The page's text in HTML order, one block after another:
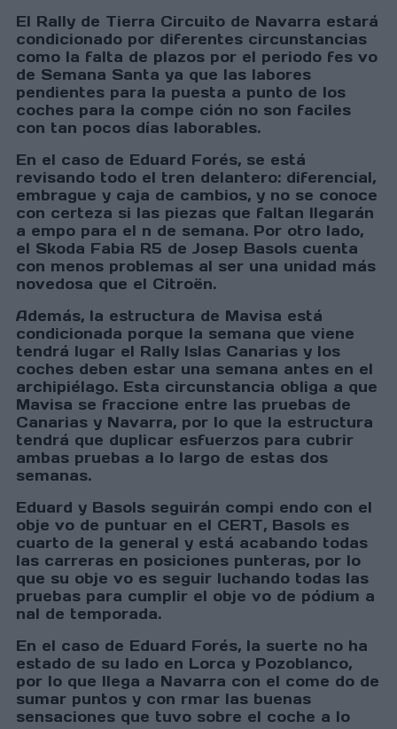
El Rally de Tierra Circuito de Navarra estará
condicionado por diferentes circunstancias
como la falta de plazos por el periodo fes vo
de Semana Santa ya que las labores
pendientes para la puesta a punto de los
coches para la compe ción no son faciles
con tan pocos días laborables.
En el caso de Eduard Forés, se está
revisando todo el tren delantero: diferencial,
embrague y caja de cambios, y no se conoce
con certeza si las piezas que faltan llegarán
a empo para el n de semana. Por otro lado,
el Skoda Fabia R5 de Josep Basols cuenta
con menos problemas al ser una unidad más
novedosa que el Citroën.
Además, la estructura de Mavisa está
condicionada porque la semana que viene
tendrá lugar el Rally Islas Canarias y los
coches deben estar una semana antes en el
archipiélago. Esta circunstancia obliga a que
Mavisa se fraccione entre las pruebas de
Canarias y Navarra, por lo que la estructura
tendrá que duplicar esfuerzos para cubrir
ambas pruebas a lo largo de estas dos
semanas.
Eduard y Basols seguirán compi endo con el
obje vo de puntuar en el CERT, Basols es
cuarto de la general y está acabando todas
las carreras en posiciones punteras, por lo
que su obje vo es seguir luchando todas las
pruebas para cumplir el obje vo de pódium a
nal de temporada.
En el caso de Eduard Forés, la suerte no ha
estado de su lado en Lorca y Pozoblanco,
por lo que llega a Navarra con el come do de
sumar puntos y con rmar las buenas
sensaciones que tuvo sobre el coche a lo